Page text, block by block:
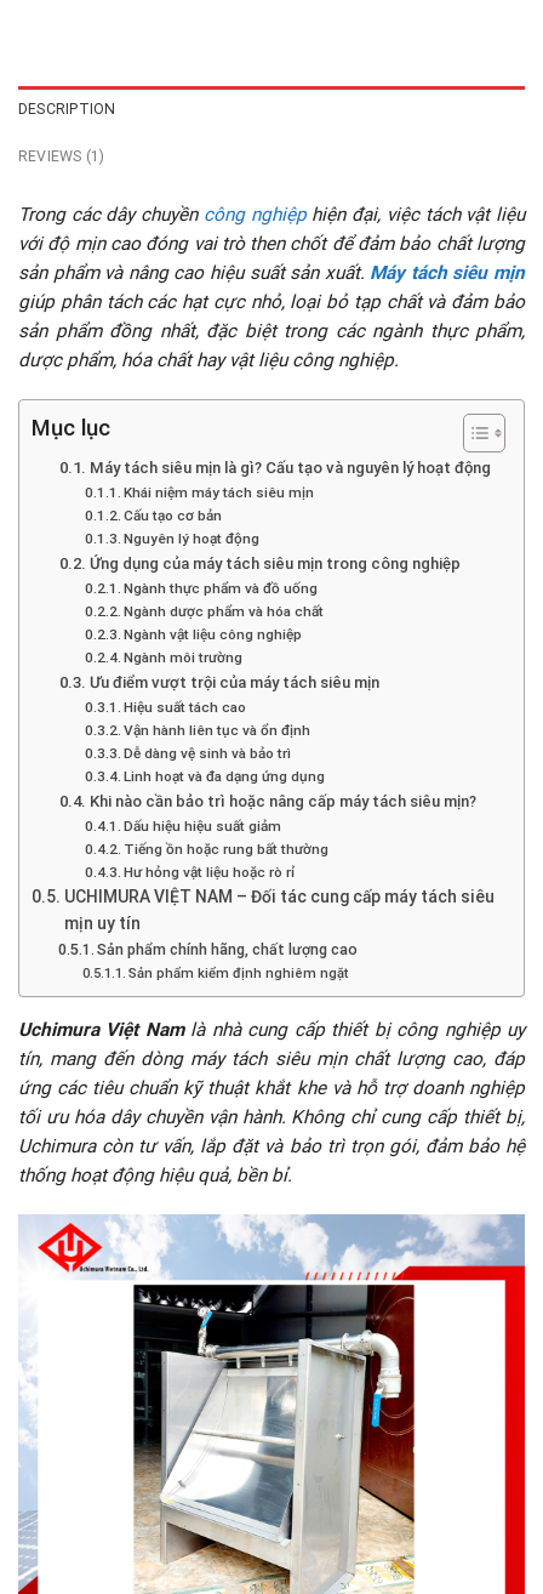
DESCRIPTION
REVIEWS (1)
Trong các dây chuyền công nghiệphiện đại, việc tách vật liệu
với độ mịn cao đóng vai trò then chốt để đảm bảo chất lượng
sản phẩm và nâng cao hiệu suất sản xuất. Máy tách siêu mịn
giúp phân tách các hạt cực nhỏ, loại bỏ tạp chất và đảm bảo
sản phẩm đồng nhất, đặc biệt trong các ngành thực phẩm,
dược phẩm, hóa chất hay vật liệu công nghiệp.
Mục lục
Máy tách siêu mịn là gì? Cấu tạo và nguyên lý hoạt động
Khái niệm máy tách siêu mịn
Cấu tạo cơ bản
Nguyên lý hoạt động
Ứng dụng của máy tách siêu mịn trong công nghiệp
Ngành thực phẩm và đồ uống
Ngành dược phẩm và hóa chất
Ngành vật liệu công nghiệp
Ngành môi trường
Ưu điểm vượt trội của máy tách siêu mịn
Hiệu suất tách cao
Vận hành liên tục và ổn định
Dễ dàng vệ sinh và bảo trì
Linh hoạt và đa dạng ứng dụng
Khi nào cần bảo trì hoặc nâng cấp máy tách siêu mịn?
Dấu hiệu hiệu suất giảm
Tiếng ồn hoặc rung bất thường
Hư hỏng vật liệu hoặc rò rỉ
UCHIMURA VIỆT NAM – Đối tác cung cấp máy tách siêu
mịn uy tín
Sản phẩm chính hãng, chất lượng cao
Sản phẩm kiểm định nghiêm ngặt
Uchimura Việt Namlà nhà cung cấp thiết bị công nghiệp uy
tín, mang đến dòng máy tách siêu mịn chất lượng cao, đáp
ứng các tiêu chuẩn kỹ thuật khắt khe và hỗ trợ doanh nghiệp
tối ưu hóa dây chuyền vận hành. Không chỉ cung cấp thiết bị,
Uchimura còn tư vấn, lắp đặt và bảo trì trọn gói, đảm bảo hệ
thống hoạt động hiệu quả, bền bỉ.